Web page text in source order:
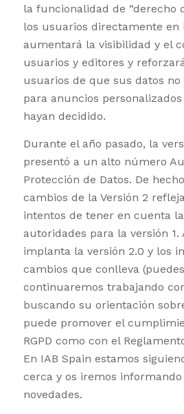
la funcionalidad de “derecho
los usuarios directamente en
aumentará la visibilidad y el
usuarios y editores y
usuarios de que sus datos
para anuncios
hayan decidido.
Durante el año pasado, la
presentó a un alto número
Protección de Datos. De
cambios de la Versión 2
intentos de tener en cuenta
autoridades para la versión 1.
implanta la versión 2.0 y los
cambios que conlleva
continuaremos trabajando
buscando su orientación
puede promover el
RGPD como con el
En IAB Spain estamos
cerca y os iremos
novedades.